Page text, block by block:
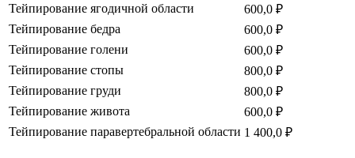
Тейпирование ягодичной области
600,0 ₽
Тейпирование бедра
600,0 ₽
Тейпирование голени
600,0 ₽
Тейпирование стопы
800,0 ₽
Тейпирование груди
800,0 ₽
Тейпирование живота
600,0 ₽
Тейпирование паравертебральной области 1 400,0 ₽